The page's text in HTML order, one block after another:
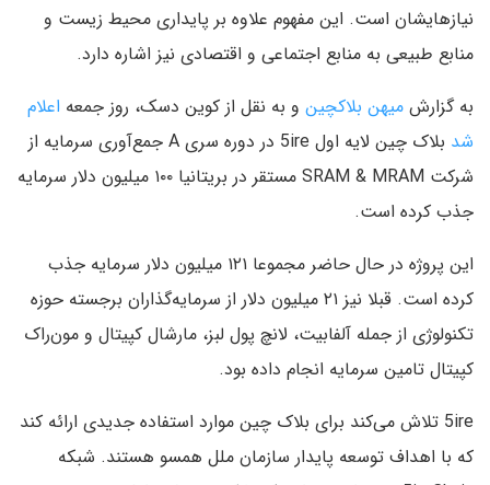
نیازهایشان است. این مفهوم علاوه بر پایداری محیط زیست و
منابع طبیعی به منابع اجتماعی و اقتصادی نیز اشاره دارد.
به گزارش میهن بلاکچین و به نقل از کوین دسک، روز جمعه اعلام
شد
بلاک چین لایه اول 5ire در دوره سری A‌ جمع‌آوری سرمایه از
شرکت SRAM & MRAM مستقر در بریتانیا ۱۰۰ میلیون دلار سرمایه
جذب کرده است.
این پروژه در حال حاضر مجموعا ۱۲۱ میلیون دلار سرمایه جذب
کرده است. قبلا نیز ۲۱ میلیون دلار از سرمایه‌گذاران برجسته حوزه
تکنولوژی از جمله آلفابیت، لانچ پول لبز، مارشال کپیتال و مون‌راک
کپیتال تامین سرمایه انجام داده بود.
5ire تلاش می‌کند برای بلاک چین موارد استفاده جدیدی ارائه کند
که با اهداف توسعه پایدار سازمان ملل همسو هستند. شبکه